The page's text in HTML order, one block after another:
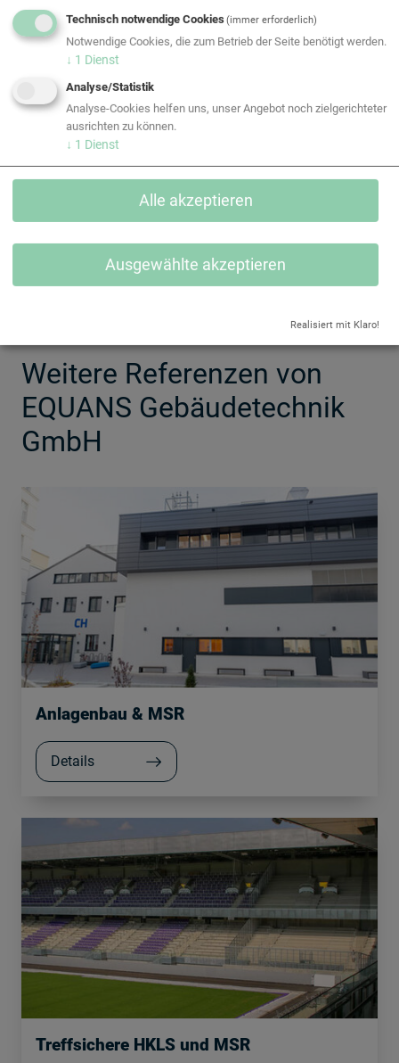
mit Luftfilter, Wärmerückgewinnung, Heizung und
Kühlung ausgestattet sind
Vorteile für den Kunden
Gesamte HKLS-Ausführung aus einer Hand
Einsatz modernster Technik
Heizung und Kühlung nach Maß für verschiedenste
Anforderungen
Höchste Energieeffizienz bei komfortabler
Raumtemperierung
Weitere Referenzen von
EQUANS Gebäudetechnik
GmbH
Anlagenbau & MSR
Details
Treffsichere HKLS und MSR
Technisch notwendige Cookies(immer erforderlich)
Notwendige Cookies, die zum Betrieb der Seite benötigt werden.
↓ 1 Dienst
Analyse/Statistik
Analyse-Cookies helfen uns, unser Angebot noch zielgerichteter
ausrichten zu können.
↓ 1 Dienst
Ausgewählte akzeptieren
Alle akzeptieren
Realisiert mit Klaro!